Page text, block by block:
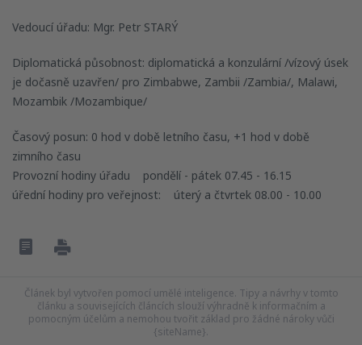
Vedoucí úřadu: Mgr. Petr STARÝ
Diplomatická působnost: diplomatická a konzulární /vízový úsek
je dočasně uzavřen/ pro Zimbabwe, Zambii /Zambia/, Malawi,
Mozambik /Mozambique/
Časový posun: 0 hod v době letního času, +1 hod v době
zimního času
Provozní hodiny úřadu pondělí - pátek 07.45 - 16.15
úřední hodiny pro veřejnost: úterý a čtvrtek 08.00 - 10.00
Článek byl vytvořen pomocí umělé inteligence. Tipy a návrhy v tomto
článku a souvisejících článcích slouží výhradně k informačním a
pomocným účelům a nemohou tvořit základ pro žádné nároky vůči
{siteName}.